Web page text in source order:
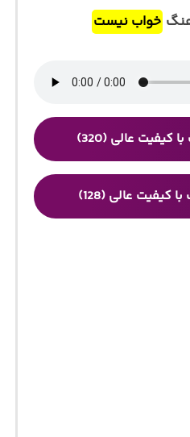
خواب نیست
کیفیت عالی (320)
کیفیت عالی (128)